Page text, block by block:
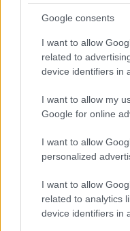
Google consents
I want to allow
related to
device identifiers in
I want to allow my
Google for online
I want to allow
personalized
I want to allow
related to analytics
device identifiers in
Nem szeretne lemaradni
postaládájába érkezik!
A SZOL24
A Tisza kormány
a közoktatásban –
munkáltatói jogaikat